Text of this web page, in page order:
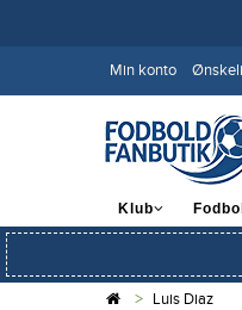
Min konto
Klub
Luis Diaz